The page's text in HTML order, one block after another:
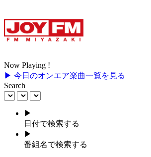
Now Playing !
▶ 今日のオンエア楽曲一覧を見る
Search
▶
日付で検索する
▶
番組名で検索する